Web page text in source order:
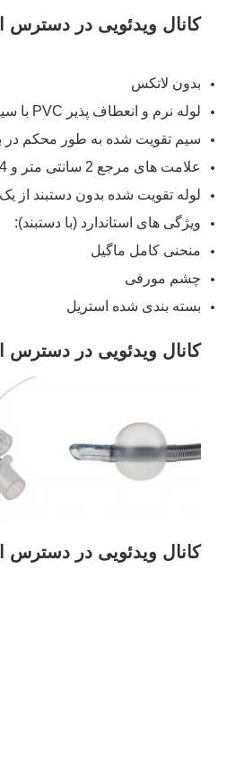
کانال ویدئویی در دسترس
بدون لاتکس
لوله نرم و انعطاف پذیر PVC با سیم تقویت کننده مارپیچی طراحی شده است تا به کاهش خطر خم شدن کمک کند
سیم تقویت شده به طور محکم در
علامت های مرجع 2 سانتی متر و 4 سانتی متر بالاتر از کمک دستبند در قرار دادن صحیح نوک لوله تنفسی
لوله تقویت شده بدون دستبند از
ویژگی های استاندارد (با دستبند):
منحنی کامل ماگیل
چشم مورفی
بسته بندی شده استریل
کانال ویدئویی در دسترس
کانال ویدئویی در دسترس